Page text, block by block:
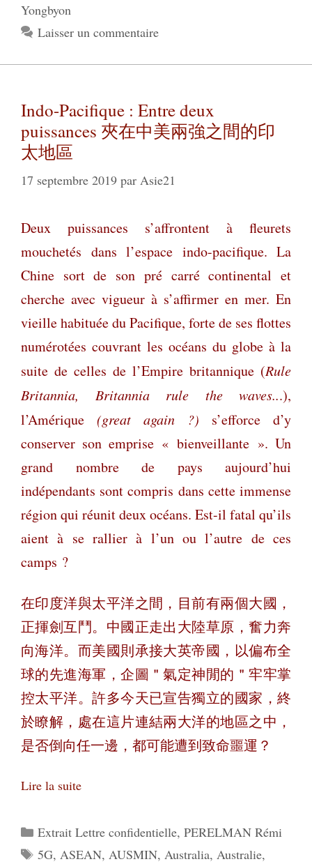
Yongbyon
Laisser un commentaire
Indo-Pacifique : Entre deux
puissances 夾在中美兩強之間的印
太地區
17 septembre 2019 par Asie21
Deux puissances s’affrontent à fleurets
mouchetés dans l’espace indo-pacifique. La
Chine sort de son pré carré continental et
cherche avec vigueur à s’affirmer en mer. En
vieille habituée du Pacifique, forte de ses flottes
numérotées couvrant les océans du globe à la
suite de celles de l’Empire britannique (Rule
Britannia, Britannia rule the waves...),
l’Amérique (great again ?) s’efforce d’y
conserver son emprise « bienveillante ». Un
grand nombre de pays aujourd’hui
indépendants sont compris dans cette immense
région qui réunit deux océans. Est-il fatal qu’ils
aient à se rallier à l’un ou l’autre de ces
camps ?
在印度洋與太平洋之間，目前有兩個大國，
正揮劍互鬥。中國正走出大陸草原，奮力奔
向海洋。而美國則承接大英帝國，以偏布全
球的先進海軍，企圖＂氣定神閒的＂牢牢掌
控太平洋。許多今天已宣告獨立的國家，終
於瞭解，處在這片連結兩大洋的地區之中，
是否倒向任一邊，都可能遭到致命噩運？
Lire la suite
Catégories
Extrait Lettre confidentielle, PERELMAN Rémi
Étiquettes
5G, ASEAN, AUSMIN, Australia, Australie,